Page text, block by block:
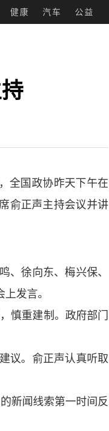
健康 汽车 公益
全国政协昨天下午在
俞正声主持会议并讲
徐向东、梅兴保、
发言。
慎重建制。政府部门
议。俞正声认真听取
新闻线索第一时间反